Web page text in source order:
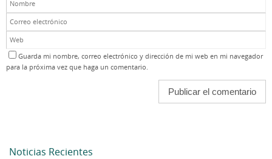
Guarda mi nombre, correo electrónico y dirección de mi web en mi navegador
para la próxima vez que haga un comentario.
Noticias Recientes